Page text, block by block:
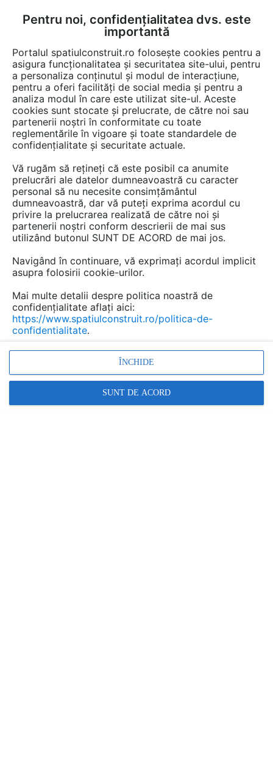
FĂ-ȚI CONT LOGIN
CUM SE FACE
Afla totul despre
"Amenajare curti"
23 ARTICOLE RESTRANGE
Pentru noi, confidențialitatea dvs. este
importantă
Portalul spatiulconstruit.ro folosește cookies pentru a
asigura funcționalitatea și securitatea site-ului, pentru
a personaliza conținutul și modul de interacțiune,
pentru a oferi facilități de social media și pentru a
analiza modul în care este utilizat site-ul. Aceste
cookies sunt stocate și prelucrate, de către noi sau
partenerii noștri în conformitate cu toate
reglementările în vigoare și toate standardele de
confidențialitate și securitate actuale.
Vă rugăm să rețineți că este posibil ca anumite
prelucrări ale datelor dumneavoastră cu caracter
personal să nu necesite consimțământul
dumneavoastră, dar vă puteți exprima acordul cu
privire la prelucrarea realizată de către noi și
partenerii noștri conform descrierii de mai sus
utilizând butonul SUNT DE ACORD de mai jos.
Navigând în continuare, vă exprimați acordul implicit
asupra folosirii cookie-urilor.
Mai multe detalii despre politica noastră de
confidențialitate aflați aici:
https://www.spatiulconstruit.ro/politica-de-
confidentialitate.
ÎNCHIDE
SUNT DE ACORD